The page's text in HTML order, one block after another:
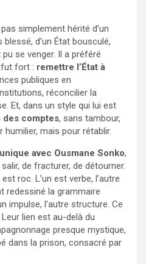
simplement hérité d’un
blessé, d’un État bousculé,
se venger. Il a préféré
fut fort : remettre l’État à
publiques en
réconcilier la
Et, dans un style qui lui est
des comptes, sans tambour,
humilier, mais pour rétablir.
avec Ousmane Sonko,
de fracturer, de détourner.
roc. L’un est verbe, l’autre
redessiné la grammaire
impulse, l’autre structure. Ce
Leur lien est au-delà du
presque mystique,
dans la prison, consacré par